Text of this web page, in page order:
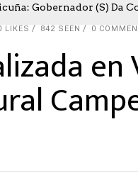
Gobernador (s)
LIKES 842 SEEN 0